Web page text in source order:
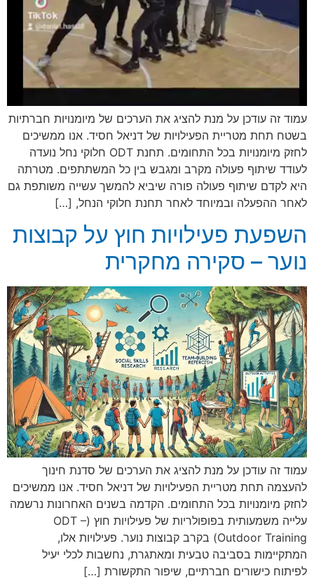
עמוד זה עודכן על מנת להציג את הערכים של מיומנויות חברתיות
בשטח תחת מטריית הפעילויות של דניאל חסיד. אנו ממשיכים
לחזק מיומנויות בכל התחומים. תחנת ODT חלוקי נחל נועדה
לעודד שיתוף פעולה מקרב ומגבש בין כל המשתתפים. מטרתה
היא לקדם שיתוף פעולה פורה שיביא להמשך עשייה משותפת גם
לאחר ההפעלה ובמיוחד לאחר תחנת חלוקי הנחל, […]
השפעת פעילויות חוץ על קבוצות
נוער – סקירה מחקרית
עמוד זה עודכן על מנת להציג את הערכים של סדנת חינוך
להעצמה תחת מטריית הפעילויות של דניאל חסיד. אנו ממשיכים
לחזק מיומנויות בכל התחומים. הקדמה בשנים האחרונות נרשמה
עלייה משמעותית בפופולריות של פעילויות חוץ (ODT –
Outdoor Training) בקרב קבוצות נוער. פעילויות אלו,
המתקיימות בסביבה טבעית ומאתגרת, נחשבות לכלי יעיל
לפיתוח כישורים חברתיים, שיפור התקשורת […]